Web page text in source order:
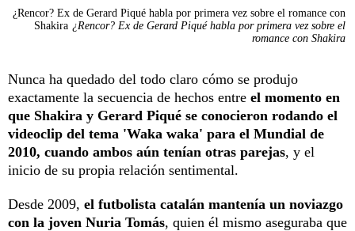
¿Rencor? Ex de Gerard Piqué habla por primera vez sobre el romance con
Shakira ¿Rencor? Ex de Gerard Piqué habla por primera vez sobre el
romance con Shakira
Nunca ha quedado del todo claro cómo se produjo
exactamente la secuencia de hechos entre el momento en
que Shakira y Gerard Piqué se conocieron rodando el
videoclip del tema 'Waka waka' para el Mundial de
2010, cuando ambos aún tenían otras parejas, y el
inicio de su propia relación sentimental.
Desde 2009, el futbolista catalán mantenía un noviazgo
con la joven Nuria Tomás, quien él mismo aseguraba que